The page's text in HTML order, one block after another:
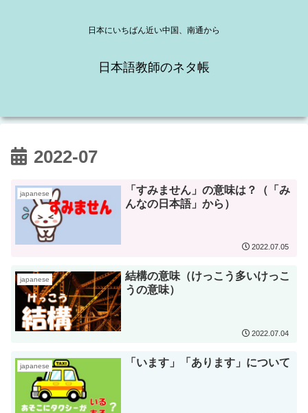
日本にいちばん近い中国、南通から
日本語教師のネタ帳
2022-07
japanese
「すみません」の意味は？（「み
んなの日本語」から）
2022.07.05
japanese
結構の意味（けっこう多いけっこ
うの意味）
2022.07.04
japanese 「います」「あります」について